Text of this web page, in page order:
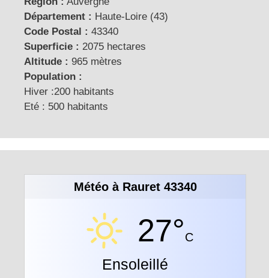
Département : Haute-Loire (43)
Code Postal : 43340
Superficie : 2075 hectares
Altitude : 965 mètres
Population :
Hiver :200 habitants
Eté : 500 habitants
Météo à Rauret 43340
27°C
Ensoleillé